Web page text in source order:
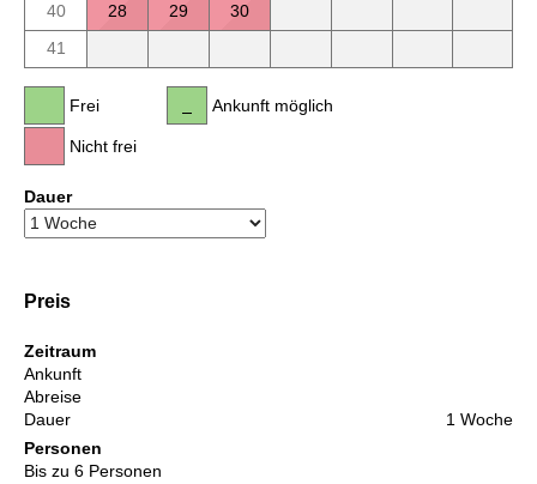
40
28 29
30
41
Frei
Nicht frei
Ankunft möglich
Dauer
Preis
Zeitraum
Ankunft
Abreise
Dauer
1 Woche
Personen
Bis zu 6 Personen